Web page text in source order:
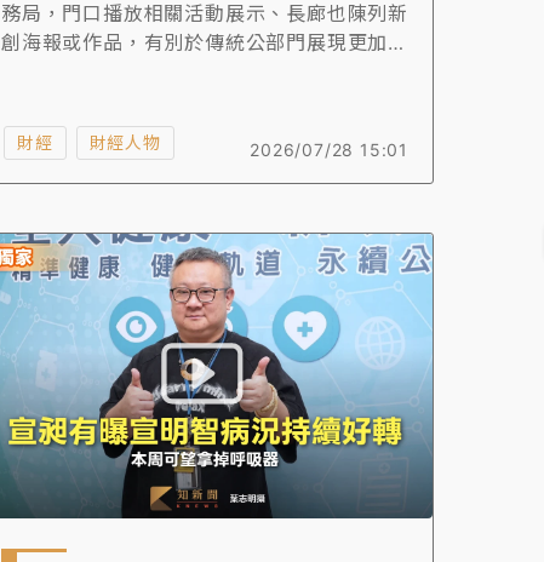
務局，門口播放相關活動展示、長廊也陳列新
創海報或作品，有別於傳統公部門展現更加貼
也不斷向她報告行程事項，充分展現了這個職
位的忙碌。
2026/07/28 15:01
財經 財經人物